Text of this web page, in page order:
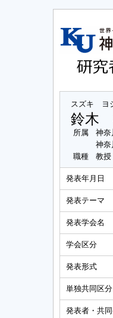
スズキ ヨ
鈴木
所属
神
神
職種
教授
発表年月日
発表テーマ
発表学会名
学会区分
発表形式
単独共同区分
発表者・共